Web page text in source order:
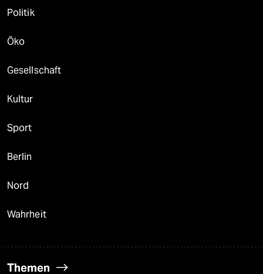
Politik
Öko
Gesellschaft
Kultur
Sport
Berlin
Nord
Wahrheit
Themen